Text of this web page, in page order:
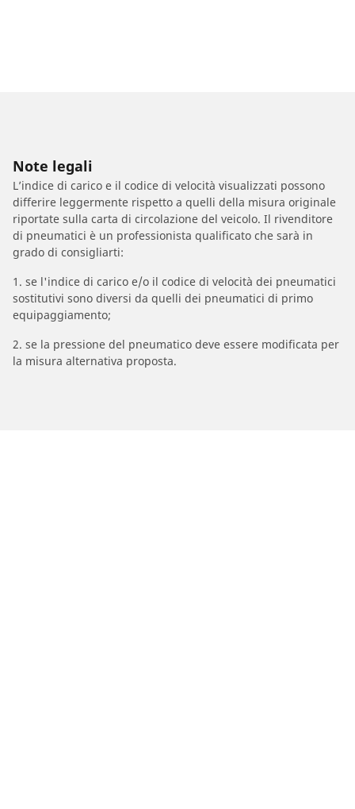
Note legali
L’indice di carico e il codice di velocità visualizzati possono
differire leggermente rispetto a quelli della misura originale
riportate sulla carta di circolazione del veicolo. Il rivenditore
di pneumatici è un professionista qualificato che sarà in
grado di consigliarti:
1. se l'indice di carico e/o il codice di velocità dei pneumatici
sostitutivi sono diversi da quelli dei pneumatici di primo
equipaggiamento;
2. se la pressione del pneumatico deve essere modificata per
la misura alternativa proposta.